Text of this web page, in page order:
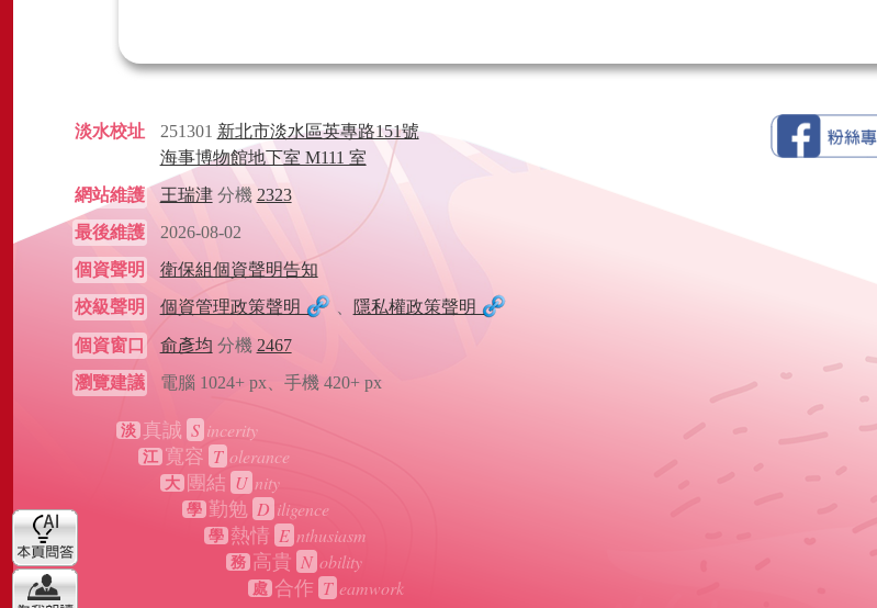
淡水校址 251301 新北市淡水區英專路151號
海事博物館地下室 M111 室
網站維護
王瑞津分機 2323
最後維護
2026-08-02
個資聲明
衛保組個資聲明告知
校級聲明
個資管理政策聲明 隱私權政策聲明
個資窗口 俞彥均 分機 2467
瀏覽建議
電腦 1024+ px、手機 420+ px
淡 真誠 S incerity
江 寬容 T olerance
大 團結 U nity
學 勤勉 D iligence
學 熱情 E nthusiasm
務 高貴 N obility
處 合作 T eamwork